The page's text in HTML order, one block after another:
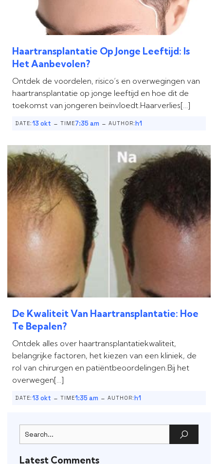
Haartransplantatie Op Jonge Leeftijd: Is
Het Aanbevolen?
Ontdek de voordelen, risico’s en overwegingen van
haartransplantatie op jonge leeftijd en hoe dit de
toekomst van jongeren beïnvloedt.Haarverlies[…]
DATE:13 okt - TIME7:35 am - AUTHOR:h1
De Kwaliteit Van Haartransplantatie: Hoe
Te Bepalen?
Ontdek alles over haartransplantatiekwaliteit,
belangrijke factoren, het kiezen van een kliniek, de
rol van chirurgen en patiëntbeoordelingen.Bij het
overwegen[…]
DATE:13 okt - TIME1:35 am - AUTHOR:h1
Latest Comments